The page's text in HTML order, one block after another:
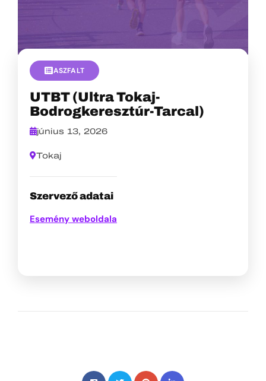
ASZFALT
UTBT (Ultra Tokaj-
Bodrogkeresztúr-Tarcal)
június 13, 2026
Tokaj
Szervező adatai
Esemény weboldala